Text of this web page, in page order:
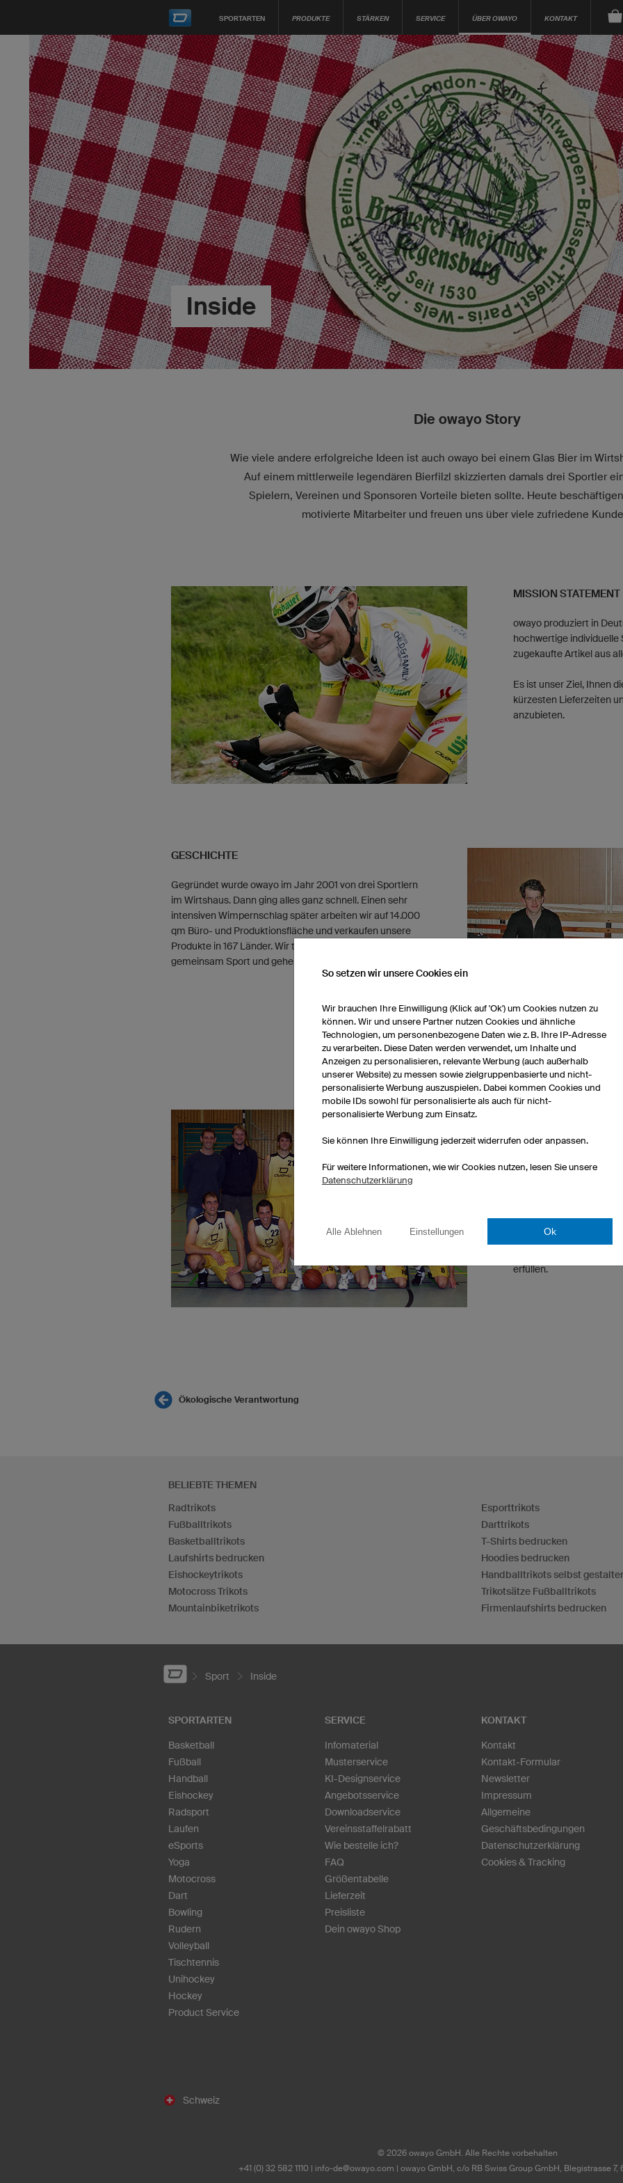
SPORTARTEN PRODUKTE STÄRKEN SERVICE ÜBER OWAYO KONTAKT
Inside
Die owayo Story
Wie viele andere erfolgreiche Ideen ist auch owayo bei einem Glas Bier im
Auf einem mittlerweile legendären Bierfilzl skizzierten damals drei Sportler
Spielern, Vereinen und Sponsoren Vorteile bieten sollte. Heute
motivierte Mitarbeiter und freuen uns über viele zufriedene
MISSION STATEMENT
owayo produziert in
hochwertige individuelle
zugekaufte Artikel aus
Es ist unser Ziel, Ihnen
kürzesten Lieferzeiten
anzubieten.
GESCHICHTE
Gegründet wurde owayo im Jahr 2001 von drei Sportlern
im Wirtshaus. Dann ging alles ganz schnell. Einen sehr
intensiven Wimpernschlag später arbeiten wir auf 14.000
qm Büro- und Produktionsfläche und verkaufen unsere
Produkte in 167 Länder. Wir treiben immer noch gerne
gemeinsam Sport und gehen danach auf ein Gedenkbier.
Alle unsere Mitarbeiter
davon aktiv in
Mitarbeiter ist eine
Eishockeymannschaft,
Laufgruppe
Anforderungen des
bekannt. Wir arbeiten
unserem Service und
erfüllen.
Ökologische Verantwortung
BELIEBTE THEMEN
Radtrikots
Fußballtrikots
Basketballtrikots
Laufshirts bedrucken
Eishockeytrikots
Motocross Trikots
Mountainbiketrikots
Esporttrikots
Darttrikots
T-Shirts bedrucken
Hoodies bedrucken
Handballtrikots selbst
Trikotsätze Fußballtrikots
Firmenlaufshirts bedrucken
Sport Inside
SPORTARTEN
Basketball
Fußball
Handball
Eishockey
Radsport
Laufen
eSports
Yoga
Motocross
Dart
Bowling
Rudern
Volleyball
Tischtennis
Unihockey
Hockey
Product Service
SERVICE
Infomaterial
Musterservice
KI-Designservice
Angebotsservice
Downloadservice
Vereinsstaffelrabatt
Wie bestelle ich?
FAQ
Größentabelle
Lieferzeit
Preisliste
Dein owayo Shop
KONTAKT
Kontakt
Kontakt-Formular
Newsletter
Impressum
Allgemeine
Geschäftsbedingungen
Datenschutzerklärung
Cookies & Tracking
Schweiz
© 2026owayo GmbH. Alle Rechte vorbehalten
+41 (0) 32 582 1110| info-de@owayo.com | owayo GmbH, c/o RB Swiss Group GmbH, Blegistrasse 7,
So setzen wir unsere Cookies ein
Wir brauchen Ihre Einwilligung (Klick auf 'Ok') um Cookies nutzen zu
können. Wir und unsere Partner nutzen Cookies und ähnliche
Technologien, um personenbezogene Daten wie z. B. Ihre IP-Adresse
zu verarbeiten. Diese Daten werden verwendet, um Inhalte und
Anzeigen zu personalisieren, relevante Werbung (auch außerhalb
unserer Website) zu messen sowie zielgruppenbasierte und nicht-
personalisierte Werbung auszuspielen. Dabei kommen Cookies und
mobile IDs sowohl für personalisierte als auch für nicht-
personalisierte Werbung zum Einsatz.
Sie können Ihre Einwilligung jederzeit widerrufen oder anpassen.
Für weitere Informationen, wie wir Cookies nutzen, lesen Sie unsere
Datenschutzerklärung
Alle Ablehnen Einstellungen Ok